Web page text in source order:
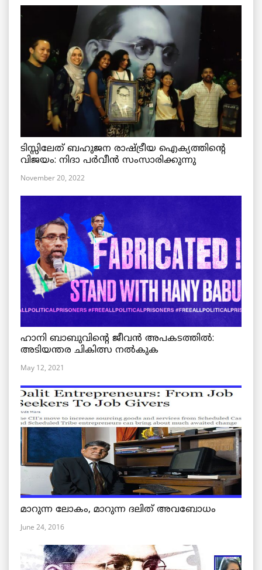
ടിസ്സിലേത് ബഹുജന രാഷ്ട്രീയ ഐക്യത്തിന്റെ
വിജയം: നിദാ പർവീൻ സംസാരിക്കുന്നു
November 20, 2022
ഹാനി ബാബുവിന്റെ ജീവൻ അപകടത്തിൽ:
അടിയന്തര ചികിത്സ നൽകുക
May 12, 2021
മാറുന്ന ലോകം, മാറുന്ന ദലിത് അവബോധം
June 24, 2016